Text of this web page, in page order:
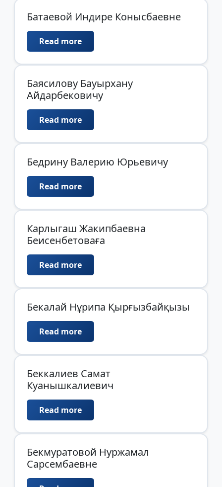
Батаевой Индире Конысбаевне
Read more
Баясилову Бауырхану
Айдарбековичу
Read more
Бедрину Валерию Юрьевичу
Read more
Карлыгаш Жакипбаевна
Беисенбетоваға
Read more
Бекалай Нұрипа Қырғызбайқызы
Read more
Беккалиев Самат
Куанышкалиевич
Read more
Бекмуратовой Нуржамал
Сарсембаевне